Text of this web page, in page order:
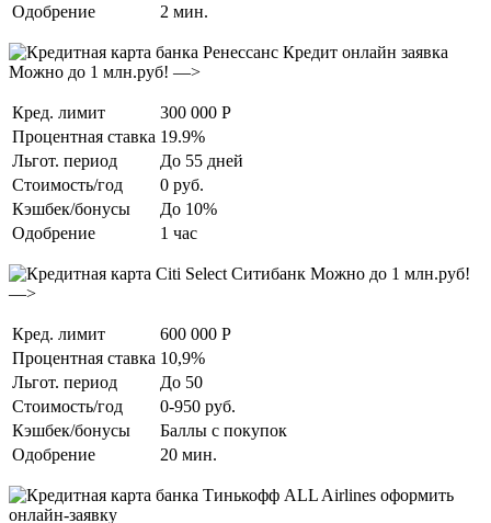
Одобрение
2 мин.
Можно до 1 млн.руб! —>
Кред. лимит
300 000 Р
Процентная ставка 19.9%
Льгот. период
До 55 дней
Стоимость/год
0 руб.
Кэшбек/бонусы
До 10%
Одобрение
1 час
Можно до 1 млн.руб!
—>
Кред. лимит
600 000 Р
Процентная ставка 10,9%
Льгот. период
До 50
Стоимость/год
0-950 руб.
Кэшбек/бонусы
Баллы с покупок
Одобрение
20 мин.